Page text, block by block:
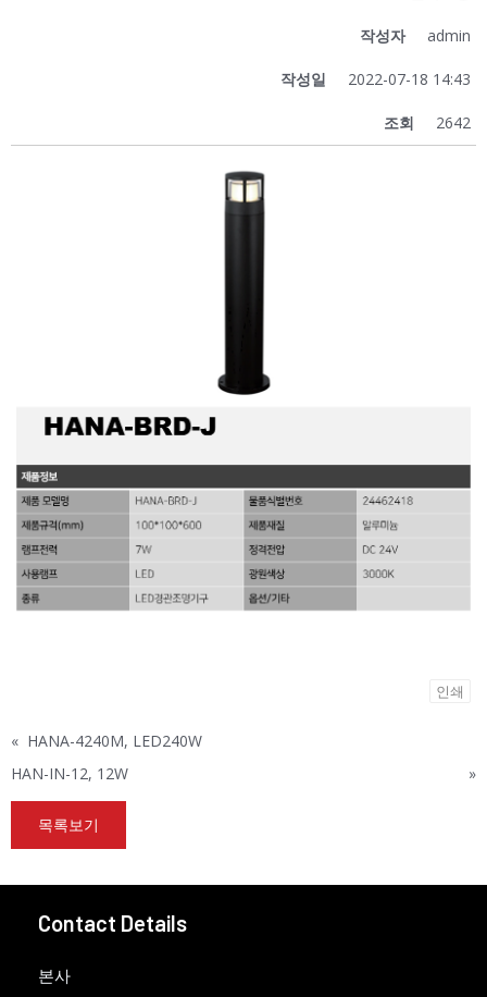
작성자 admin
작성일 2022-07-18 14:43
조회 2642
인쇄
« HANA-4240M, LED240W
HAN-IN-12, 12W
»
목록보기
Contact Details
본사